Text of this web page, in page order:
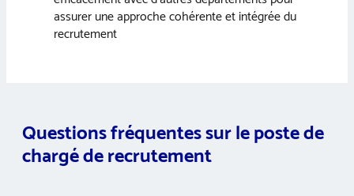
assurer une approche cohérente et intégrée du
recrutement
Questions fréquentes sur le poste de
chargé de recrutement